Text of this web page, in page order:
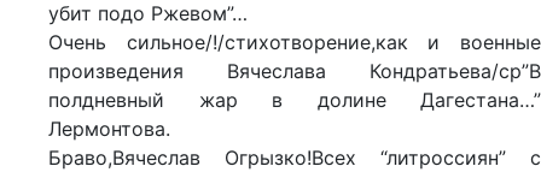
убит подо Ржевом”…
Очень сильное/!/стихотворение,как и военные
произведения Вячеслава Кондратьева/ср”В
полдневный жар в долине Дагестана…”
Лермонтова.
Браво,Вячеслав Огрызко!Всех “литроссиян” с